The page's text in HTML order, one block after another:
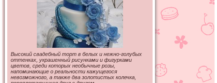
Высокий свадебный торт в белых и нежно-голубых
оттенках, украшенный рисунками и фигурками
цветов, среди которых необычные розы,
напоминающие о реальности кажущегося
невозможного, а также два золотистых колечка,